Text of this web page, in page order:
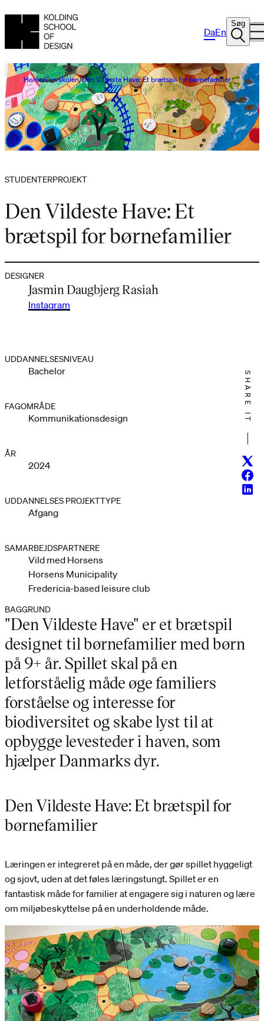
DaEn
Søg
Home Om skolen Den Vildeste Have: Et brætspil for børnefamilier
STUDENTERPROJEKT
Den Vildeste Have: Et
brætspil for børnefamilier
DESIGNER
Jasmin Daugbjerg Rasiah
Instagram
UDDANNELSESNIVEAU
Bachelor
FAGOMRÅDE
Kommunikationsdesign
ÅR
2024
UDDANNELSES PROJEKTTYPE
Afgang
SAMARBEJDSPARTNERE
Vild med Horsens
Horsens Municipality
Fredericia-based leisure club
SHARE IT
BAGGRUND
"Den Vildeste Have" er et brætspil
designet til børnefamilier med børn
på 9+ år. Spillet skal på en
letforståelig måde øge familiers
forståelse og interesse for
biodiversitet og skabe lyst til at
opbygge levesteder i haven, som
hjælper Danmarks dyr.
Den Vildeste Have: Et brætspil for
børnefamilier
Læringen er integreret på en måde, der gør spillet hyggeligt
og sjovt, uden at det føles læringstungt. Spillet er en
fantastisk måde for familier at engagere sig i naturen og lære
om miljøbeskyttelse på en underholdende måde.